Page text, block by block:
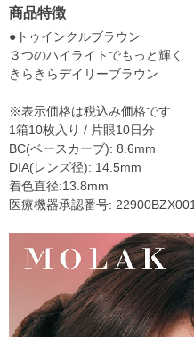
商品特徴
●トゥインクルブラウン
３つのハイライトでもっと輝く
きらきらデイリーブラウン
※表示価格は税込み価格です
1箱10枚入り / 片眼10日分
BC(ベースカーブ): 8.6mm
DIA(レンズ径): 14.5mm
着色直径:13.8mm
医療機器承認番号: